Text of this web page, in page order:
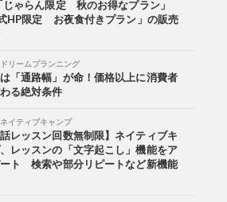
じゃらん限定 秋のお得なプラン」
HP限定 お夜食付きプラン」の販売
リームプランニング
「通路幅」が命！価格以上に消費者
る絶対条件
イティブキャンプ
話レッスン回数無制限】ネイティブキ
レッスンの「文字起こし」機能をア
ト 検索や部分リピートなど新機能